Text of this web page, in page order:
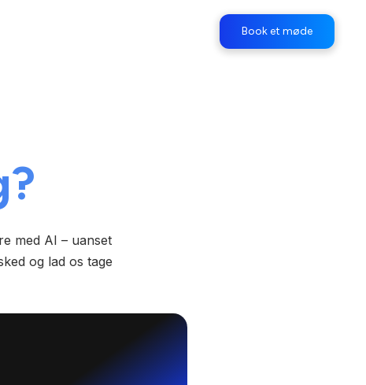
Book et møde
med AI – uanset
og lad os tage